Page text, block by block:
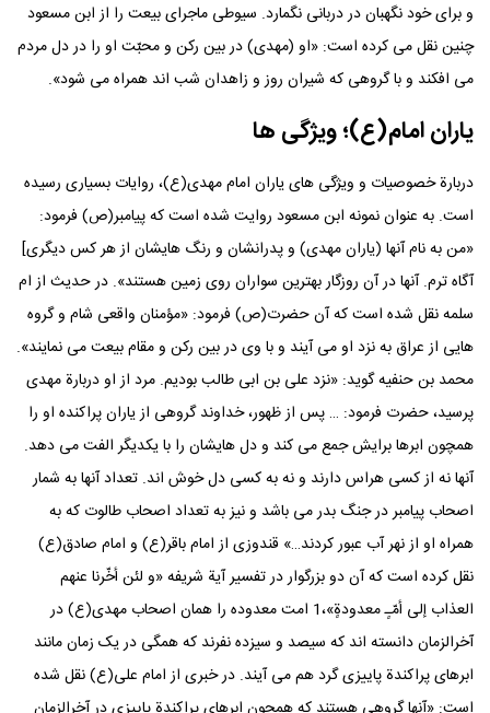
و برای خود نگهبان در دربانی نگمارد. سیوطی ماجرای بیعت را از ابن مسعود
چنین نقل می کرده است: «او (مهدی) در بین رکن و محبّت او را در دل مردم
می افکند و با گروهی که شیران روز و زاهدان شب اند همراه می شود».
یاران امام(ع)؛ ویژگی ها
دربارة خصوصیات و ویژگی های یاران امام مهدی(ع)، روایات بسیاری رسیده
است. به عنوان نمونه ابن مسعود روایت شده است که پیامبر(ص) فرمود:
«من به نام آنها (یاران مهدی) و پدرانشان و رنگ هایشان از هر کس دیگری]
آگاه ترم. آنها در آن روزگار بهترین سواران روی زمین هستند». در حدیث از ام
سلمه نقل شده است که آن حضرت(ص) فرمود: «مؤمنان واقعی شام و گروه
هایی از عراق به نزد او می آیند و با وی در بین رکن و مقام بیعت می نمایند».
محمد بن حنفیه گوید: «نزد علی بن ابی طالب بودیم. مرد از او دربارة مهدی
پرسید، حضرت فرمود: … پس از ظهور، خداوند گروهی از یاران پراکنده او را
همچون ابرها برایش جمع می کند و دل هایشان را با یکدیگر الفت می دهد.
آنها نه از کسی هراس دارند و نه به کسی دل خوش اند. تعداد آنها به شمار
اصحاب پیامبر در جنگ بدر می باشد و نیز به تعداد اصحاب طالوت که به
همراه او از نهر آب عبور کردند…» قندوزی از امام باقر(ع) و امام صادق(ع)
نقل کرده است که آن دو بزرگوار در تفسیر آیة شریفه «و لئن أخّرنا عنهم
العذاب إلی أمّـٍ معدودةٍ»،1 امت معدوده را همان اصحاب مهدی(ع) در
آخرالزمان دانسته اند که سیصد و سیزده نفرند که همگی در یک زمان مانند
ابرهای پراکندة پاییزی گرد هم می آیند. در خبری از امام علی(ع) نقل شده